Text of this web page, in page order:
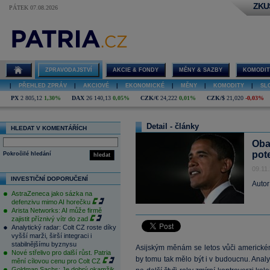
PÁTEK 07.08.2026
ZPRAVODAJSTVÍ AKCIE & FONDY MĚNY & SAZBY
PŘEHLED ZPRÁV AKCIOVÉ EKONOMICKÉ MĚNY KOMODITY
PX 2 805,12 1,30% DAX 26 140,13 0,05% CZK/€ 24,222 0,01% CZK/$ 21,020 -0,03%
HLEDAT V KOMENTÁŘÍCH
hledat
Pokročilé hledání
INVESTIČNÍ DOPORUČENÍ
AstraZeneca jako sázka na
defenzivu mimo AI horečku
Arista Networks: AI může firmě
zajistit příznivý vítr do zad
Analytický radar: Colt CZ roste díky
vyšší marži, širší integraci i
stabilnějšímu byznysu
Nové střelivo pro další růst. Patria
mění cílovou cenu pro Colt CZ
Detail - články
Asijským měnám se letos vůči
by tomu tak mělo být i v budoucnu.